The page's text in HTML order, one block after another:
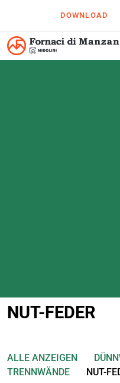
DOWNLOAD
NUT-FEDER
ALLE ANZEIGEN
TRENNWÄNDE
NUT-